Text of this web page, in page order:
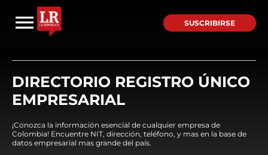
SUSCRIBIRSE
DIRECTORIO REGISTRO ÚNICO
EMPRESARIAL
¡Conozca la información esencial de cualquier empresa de
Colombia! Encuentre NIT, dirección, teléfono, y mas en la base de
datos empresarial mas grande del país.